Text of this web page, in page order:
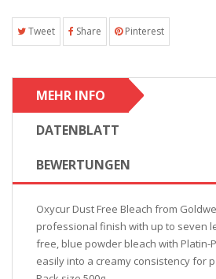
Tweet Share Pinterest
MEHR INFO
DATENBLATT
BEWERTUNGEN
Oxycur Dust Free Bleach from
professional finish with up to seven
free, blue powder bleach with Platin-
easily into a creamy consistency for